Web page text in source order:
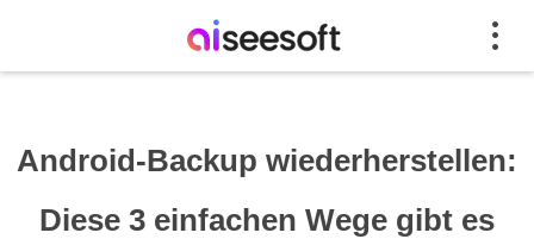
Android-Backup wiederherstellen:
Diese 3 einfachen Wege gibt es